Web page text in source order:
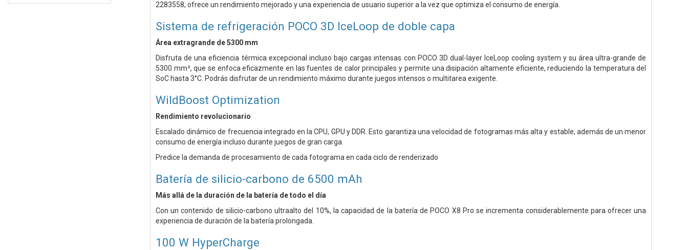
2283558, ofrece un rendimiento mejorado y una experiencia de usuario superior a la vez que optimiza el consumo de energía.
Sistema de refrigeración POCO 3D IceLoop de doble capa
Área extragrande de 5300 mm
Disfruta de una eficiencia térmica excepcional incluso bajo cargas intensas con POCO 3D dual-layer IceLoop cooling system y su área ultra-grande de
5300 mm², que se enfoca eficazmente en las fuentes de calor principales y permite una disipación altamente eficiente, reduciendo la temperatura del
SoC hasta 3°C. Podrás disfrutar de un rendimiento máximo durante juegos intensos o multitarea exigente.
WildBoost Optimization
Rendimiento revolucionario
Escalado dinámico de frecuencia integrado en la CPU, GPU y DDR. Esto garantiza una velocidad de fotogramas más alta y estable, además de un menor
consumo de energía incluso durante juegos de gran carga.
Predice la demanda de procesamiento de cada fotograma en cada ciclo de renderizado
Batería de silicio-carbono de 6500 mAh
Más allá de la duración de la batería de todo el día
Con un contenido de silicio-carbono ultraalto del 10%, la capacidad de la batería de POCO X8 Pro se incrementa considerablemente para ofrecer una
experiencia de duración de la batería prolongada.
100 W HyperCharge